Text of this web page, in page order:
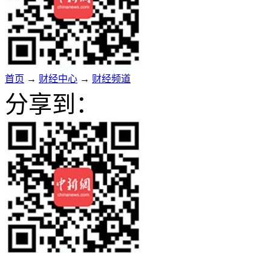
首页 → 财经中心 → 财经频道
分享到：